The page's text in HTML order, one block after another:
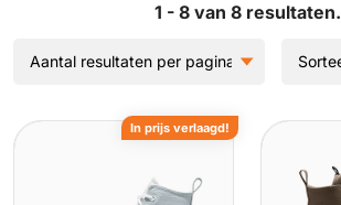
1 - 8 van 8 resultaten.
In prijs verlaagd!